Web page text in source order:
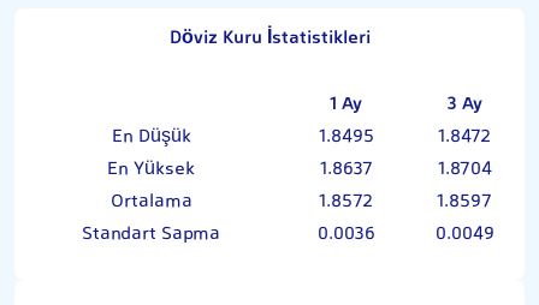
Döviz Kuru İstatistikleri
1 Ay
3 Ay
En Düşük
1.8495
1.8472
En Yüksek
1.8637
1.8704
Ortalama
1.8572
1.8597
Standart Sapma
0.0036 0.0049